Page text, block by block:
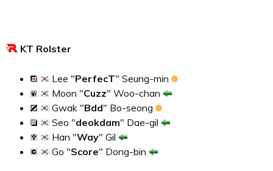
KT Rolster
Lee "PerfecT" Seung-min
Moon "Cuzz" Woo-chan
Gwak "Bdd" Bo-seong
Seo "deokdam" Dae-gil
Han "Way" Gil
Go "Score" Dong-bin